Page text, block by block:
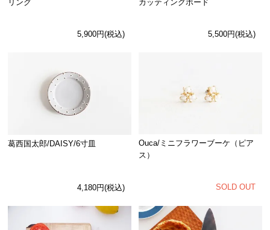
リング
5,900円(税込)
カッティングボード
5,500円(税込)
葛西国太郎/DAISY/6寸皿
4,180円(税込)
Ouca/ミニフラワーブーケ（ピア
ス）
SOLD OUT